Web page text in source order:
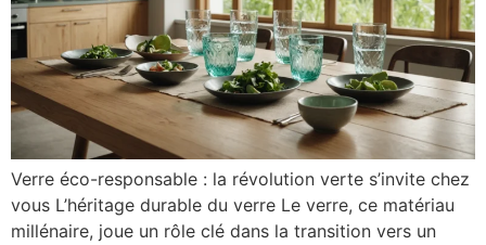
Verre éco-responsable : la révolution verte s’invite chez
vous L’héritage durable du verre Le verre, ce matériau
millénaire, joue un rôle clé dans la transition vers un